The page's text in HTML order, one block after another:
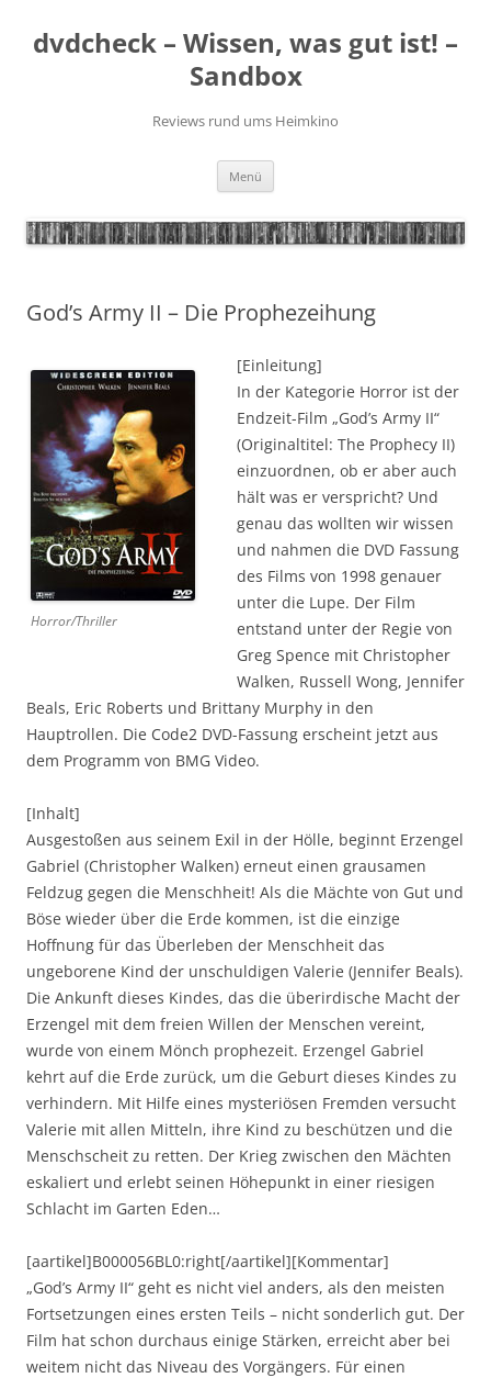
springen
dvdcheck – Wissen, was gut ist! –
Sandbox
Reviews rund ums Heimkino
Menü
God’s Army II – Die Prophezeihung
Horror/Thriller
[Einleitung]
In der Kategorie Horror ist der
Endzeit-Film „God’s Army II“
(Originaltitel: The Prophecy II)
einzuordnen, ob er aber auch
hält was er verspricht? Und
genau das wollten wir wissen
und nahmen die DVD Fassung
des Films von 1998 genauer
unter die Lupe. Der Film
entstand unter der Regie von
Greg Spence mit Christopher
Walken, Russell Wong, Jennifer
Beals, Eric Roberts und Brittany Murphy in den
Hauptrollen. Die Code2 DVD-Fassung erscheint jetzt aus
dem Programm von BMG Video.
[Inhalt]
Ausgestoßen aus seinem Exil in der Hölle, beginnt Erzengel
Gabriel (Christopher Walken) erneut einen grausamen
Feldzug gegen die Menschheit! Als die Mächte von Gut und
Böse wieder über die Erde kommen, ist die einzige
Hoffnung für das Überleben der Menschheit das
ungeborene Kind der unschuldigen Valerie (Jennifer Beals).
Die Ankunft dieses Kindes, das die überirdische Macht der
Erzengel mit dem freien Willen der Menschen vereint,
wurde von einem Mönch prophezeit. Erzengel Gabriel
kehrt auf die Erde zurück, um die Geburt dieses Kindes zu
verhindern. Mit Hilfe eines mysteriösen Fremden versucht
Valerie mit allen Mitteln, ihre Kind zu beschützen und die
Menschscheit zu retten. Der Krieg zwischen den Mächten
eskaliert und erlebt seinen Höhepunkt in einer riesigen
Schlacht im Garten Eden…
[aartikel]B000056BL0:right[/aartikel][Kommentar]
„God’s Army II“ geht es nicht viel anders, als den meisten
Fortsetzungen eines ersten Teils – nicht sonderlich gut. Der
Film hat schon durchaus einige Stärken, erreicht aber bei
weitem nicht das Niveau des Vorgängers. Für einen